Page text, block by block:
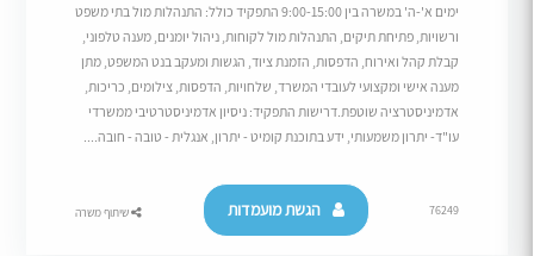
ימים א'-ה' במשרה בין 9:00-15:00 התפקיד כולל: התנהלות מול בתי משפט
ורשויות, פתיחת תיקים, התנהלות מול לקוחות, ניהול יומנים, מענה טלפוני,
קבלת קהל ואירוח, הדפסות, הזמנת ציוד, הגשות ומעקב בנט המשפט, מתן
מענה אישי ומקצועי לעובדי המשרד, שלחויות, הדפסות, צילומים, כריכות,
אדמיניסטרציה שוטפת.דרישות התפקיד: ניסיון אדמיניסטרטיבי ממשרדי
עו"ד- יתרון משמעותי, ידע בתוכנת קומיט - יתרון, אנגלית - טובה - חובה....
76249 הגשת מועמדות שיתוף משרה